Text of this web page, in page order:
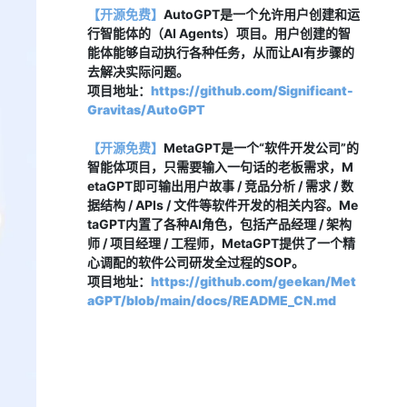
【开源免费】 AutoGPT是一个允许用户创建和运
行智能体的（AI Agents）项目。用户创建的智
能体能够自动执行各种任务，从而让AI有步骤的
去解决实际问题。
项目地址： https://github.com/Significant-
Gravitas/AutoGPT
【开源免费】 MetaGPT是一个“软件开发公司”的
智能体项目，只需要输入一句话的老板需求，M
etaGPT即可输出用户故事 / 竞品分析 / 需求 / 数
据结构 / APIs / 文件等软件开发的相关内容。Me
taGPT内置了各种AI角色，包括产品经理 / 架构
师 / 项目经理 / 工程师，MetaGPT提供了一个精
心调配的软件公司研发全过程的SOP。
项目地址： https://github.com/geekan/Met
aGPT/blob/main/docs/README_CN.md